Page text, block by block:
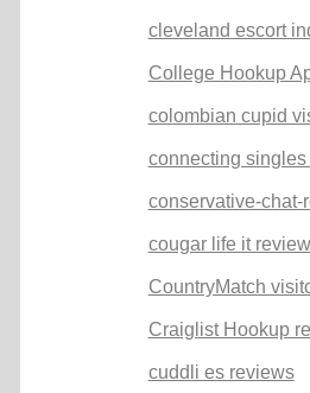
cleveland escort
College Hookup
colombian cupid
connecting
conservative-chat-
cougar life it review
CountryMatch
Craiglist Hookup
cuddli es reviews